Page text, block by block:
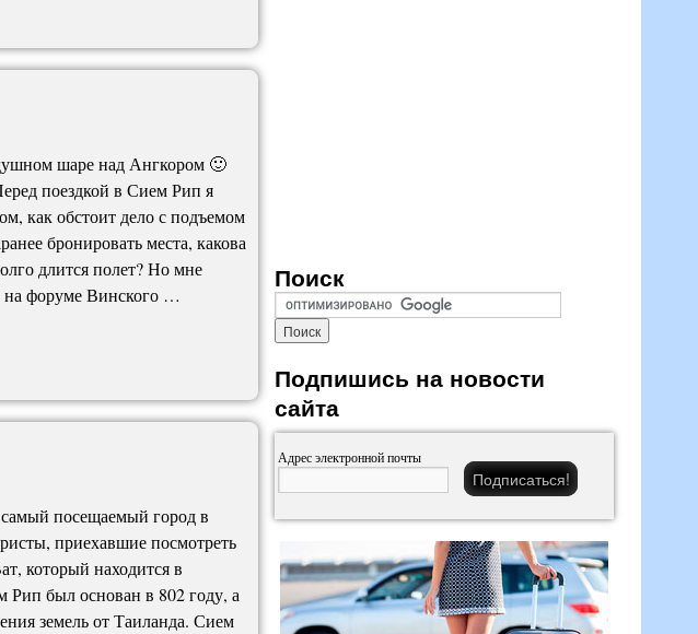
шаре над Ангкором 🙂
поездкой в Сием Рип я
как обстоит дело с подъемом
бронировать места, какова
длится полет? Но мне
на форуме Винского …
посещаемый город в
приехавшие посмотреть
который находится в
Рип был основан в 802 году, а
земель от Таиланда. Сием
Поиск
Подпишись на новости
сайта
Адрес электронной почты